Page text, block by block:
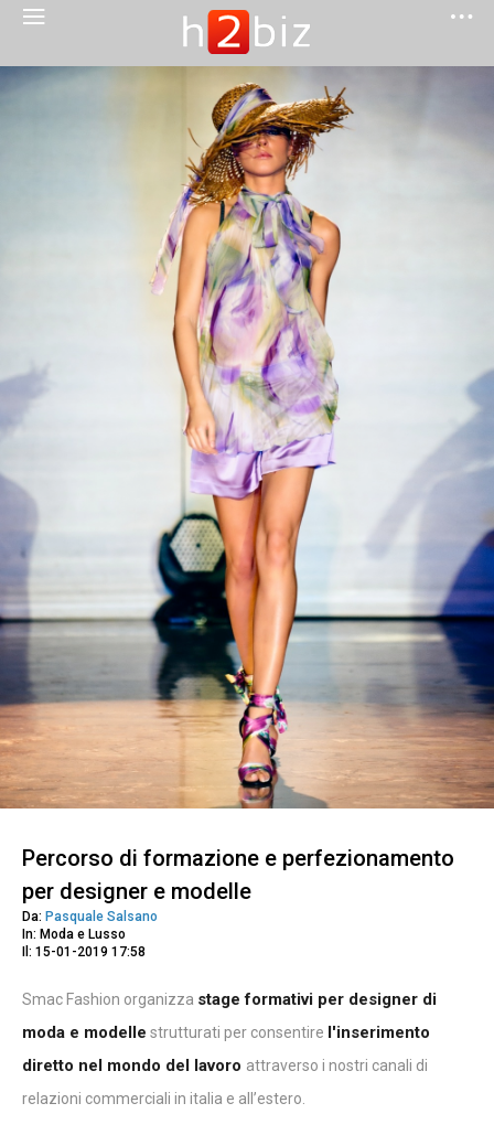
Percorso di formazione e perfezionamento
per designer e modelle
Da: Pasquale Salsano
In: Moda e Lusso
Il: 15-01-2019 17:58
Smac Fashion organizza stage formativi per designer di
moda e modelle strutturati per consentire l'inserimento
diretto nel mondo del lavoro attraverso i nostri canali di
relazioni commerciali in italia e all’estero.